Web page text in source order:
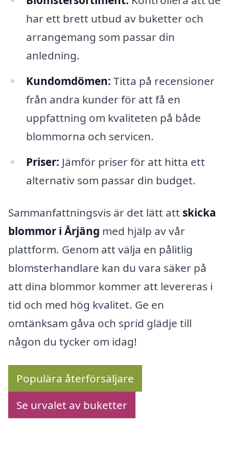
har ett brett utbud av buketter och
arrangemang som passar din
anledning.
Kundomdömen: Titta på recensioner
från andra kunder för att få en
uppfattning om kvaliteten på både
blommorna och servicen.
Priser: Jämför priser för att hitta ett
alternativ som passar din budget.
Sammanfattningsvis är det lätt att skicka
blommor i Årjäng med hjälp av vår
plattform. Genom att välja en pålitlig
blomsterhandlare kan du vara säker på
att dina blommor kommer att levereras i
tid och med hög kvalitet. Ge en
omtänksam gåva och sprid glädje till
någon du tycker om idag!
Populära återförsäljare
Se urvalet av buketter